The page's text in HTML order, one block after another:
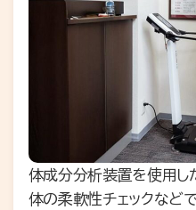
体成分分析装置を使用し
体の柔軟性チェックなど